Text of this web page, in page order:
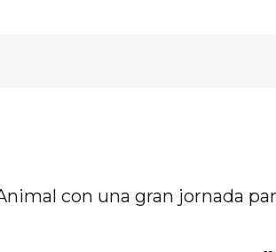
con una gran jornada